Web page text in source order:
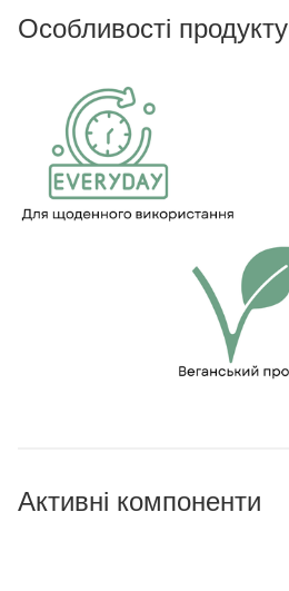
Особливості продукту
Активні компоненти